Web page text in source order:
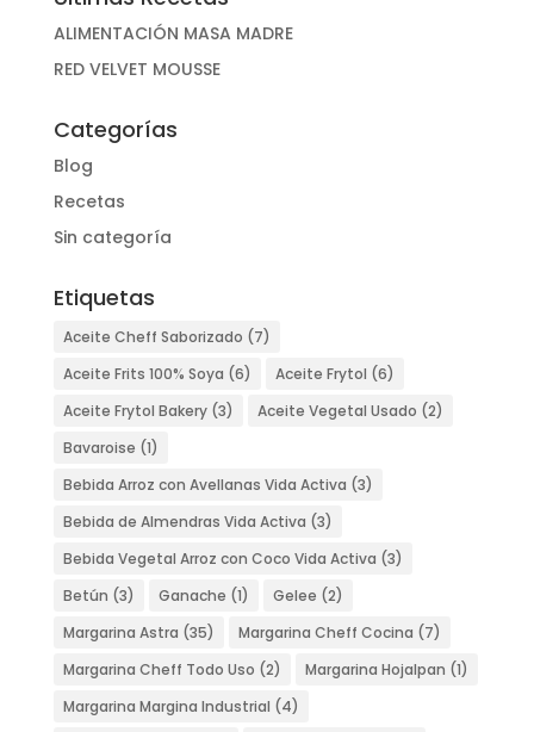
ALIMENTACIÓN MASA MADRE
RED VELVET MOUSSE
Categorías
Blog
Recetas
Sin categoría
Etiquetas
Aceite Cheff Saborizado (7)
Aceite Frits 100% Soya (6) Aceite Frytol (6)
Aceite Frytol Bakery(3) Aceite Vegetal Usado (2)
Bavaroise (1)
Bebida Arroz con Avellanas Vida Activa (3)
Bebida de Almendras Vida Activa (3)
Bebida Vegetal Arroz con Coco Vida Activa (3)
Betún (3) Ganache (1) Gelee (2)
Margarina Astra (35) Margarina Cheff Cocina (7)
Margarina Cheff Todo Uso (2) Margarina Hojalpan (1)
Margarina Margina Industrial (4)